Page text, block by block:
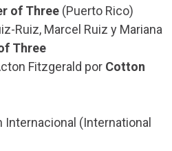
of Three (Puerto Rico)
Ruiz, Marcel Ruiz y Mariana
Three
Fitzgerald por Cotton
Internacional (International